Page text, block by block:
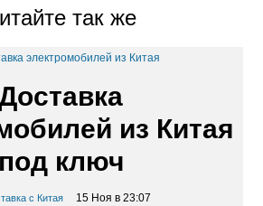
так же
из Китая
под ключ
с Китая 15 Ноя в 23:07